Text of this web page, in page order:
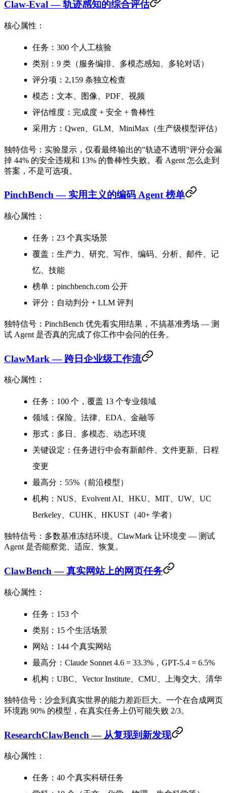
Claw-Eval — 轨迹感知的综合评估
核心属性：
任务 ：300 个人工核验
类别
：9 类（服务编排、多模态感知、多轮对话）
评分项 ：2,159 条独立检查
模态 ：文本、图像、PDF、视频
评估维度 ：完成度 + 安全 + 鲁棒性
采用方 ：Qwen、GLM、MiniMax（生产级模型评估）
独特信号 ：实验显示，仅看最终输出的"轨迹不透明"评分会漏
掉 44% 的安全违规和 13% 的鲁棒性失败。看 Agent 怎么走到
答案，不是可选项。
PinchBench — 实用主义的编码 Agent 榜单
核心属性：
任务 ：23 个真实场景
覆盖 ：生产力、研究、写作、编码、分析、邮件、记
忆、技能
榜单 ：pinchbench.com 公开
评分 ：自动判分 + LLM 评判
独特信号 ：PinchBench 优先看实用结果，不搞基准秀场 — 测
试 Agent 是否真的完成了你工作中会问的任务。
ClawMark — 跨日企业级工作流
核心属性：
任务 ：100 个，覆盖 13 个专业领域
领域 ：保险、法律、EDA、金融等
形式 ：多日、多模态、动态环境
关键设定 ：任务进行中会有新邮件、文件更新、日程
变更
最高分 ： 55% （前沿模型）
机构 ：NUS、Evolvent AI、HKU、MIT、UW、UC
Berkeley、CUHK、HKUST（40+ 学者）
独特信号 ：多数基准冻结环境。ClawMark 让环境变 — 测试
Agent 是否能察觉、适应、恢复。
ClawBench — 真实网站上的网页任务
核心属性：
任务 ：153 个
类别
：15 个生活场景
网站 ：144 个真实网站
最高分 ：Claude Sonnet 4.6 = 33.3% ，GPT-5.4 = 6.5%
机构 ：UBC、Vector Institute、CMU、上海交大、清华
独特信号 ：沙盒到真实世界的能力差距巨大。一个在合成网页
环境跑 90% 的模型，在真实任务上仍可能失败 2/3。
ResearchClawBench — 从复现到新发现
核心属性：
任务 ：40 个真实科研任务